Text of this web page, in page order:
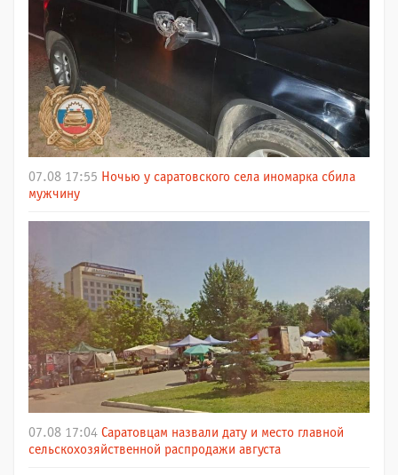
07.08 17:55 Ночью у саратовского села иномарка сбила
мужчину
07.08 17:04 Саратовцам назвали дату и место главной
сельскохозяйственной распродажи августа